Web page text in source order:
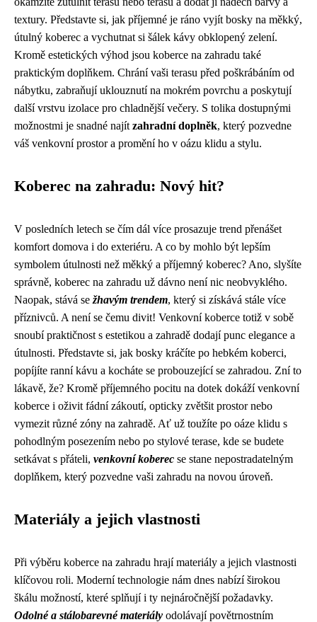
textury. Představte si, jak příjemné je ráno vyjít bosky na měkký,
útulný koberec a vychutnat si šálek kávy obklopený zelení.
Kromě estetických výhod jsou koberce na zahradu také
praktickým doplňkem. Chrání vaši terasu před poškrábáním od
nábytku, zabraňují uklouznutí na mokrém povrchu a poskytují
další vrstvu izolace pro chladnější večery. S tolika dostupnými
možnostmi je snadné najít zahradní doplněk, který pozvedne
váš venkovní prostor a promění ho v oázu klidu a stylu.
Koberec na zahradu: Nový hit?
V posledních letech se čím dál více prosazuje trend přenášet
komfort domova i do exteriéru. A co by mohlo být lepším
symbolem útulnosti než měkký a příjemný koberec? Ano, slyšíte
správně, koberec na zahradu už dávno není nic neobvyklého.
Naopak, stává se žhavým trendem, který si získává stále více
příznivců. A není se čemu divit! Venkovní koberce totiž v sobě
snoubí praktičnost s estetikou a zahradě dodají punc elegance a
útulnosti. Představte si, jak bosky kráčíte po hebkém koberci,
popíjíte ranní kávu a kocháte se probouzející se zahradou. Zní to
lákavě, že? Kromě příjemného pocitu na dotek dokáží venkovní
koberce i oživit fádní zákoutí, opticky zvětšit prostor nebo
vymezit různé zóny na zahradě. Ať už toužíte po oáze klidu s
pohodlným posezením nebo po stylové terase, kde se budete
setkávat s přáteli, venkovní koberec se stane nepostradatelným
doplňkem, který pozvedne vaši zahradu na novou úroveň.
Materiály a jejich vlastnosti
Při výběru koberce na zahradu hrají materiály a jejich vlastnosti
klíčovou roli. Moderní technologie nám dnes nabízí širokou
škálu možností, které splňují i ty nejnáročnější požadavky.
Odolné a stálobarevné materiály odolávají povětrnostním